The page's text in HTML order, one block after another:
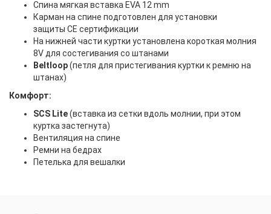
Спина мягкая вставка EVA 12 mm
Карман на спине подготовлен для установки
защиты CE сертификации
На нижней части куртки установлена короткая молния
8V для состегивания со штанами
Beltloop(петля для пристегивания куртки к ремню на
штанах)
Комфорт:
SCS Lite(вставка из сетки вдоль молнии, при этом
куртка застегнута)
Вентиляция на спине
Ремни на бедрах
Петелька для вешалки